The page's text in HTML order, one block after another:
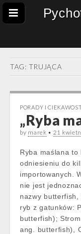
TAG: TRUJĄCA
PORADY I
„Ryba
by marek • 21
Ryba maślana
odniesieniu do
importowanych.
nie jest
nazwy butterfish,
ryb z gatunków:
butterfish);
ang. butterfish),